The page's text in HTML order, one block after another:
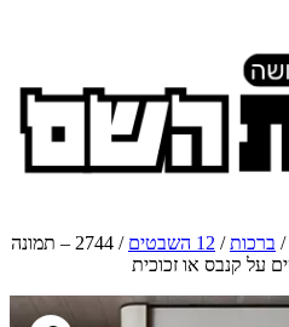
/ ברכות/ 12 השבטים
/ 2744 – תמונה